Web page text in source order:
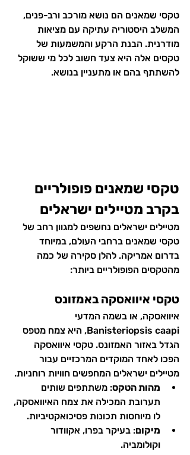
טקסי שמאנים הם נושא מורכב ורב-פנים,
המשלב היסטוריה עתיקה עם מציאות
מודרנית. הבנת הרקע והמשמעות של
טקסים אלה היא צעד חשוב לכל מי ששוקל
להשתתף בהם או מתעניין בנושא.
טקסי שמאנים פופולריים
בקרב מטיילים ישראלים
מטיילים ישראלים נחשפים למגוון רחב של
טקסי שמאנים ברחבי העולם, במיוחד
בדרום אמריקה. להלן סקירה של כמה
מהטקסים הפופולריים ביותר:
טקסי איוואסקה באמזונס
איוואסקה, או בשמה המדעי
Banisteriopsis caapi, היא צמח מטפס
הגדל באזור האמזונס. טקסי איוואסקה
הפכו לאחד המוקדים המרכזיים עבור
מטיילים ישראלים המחפשים חוויות רוחניות.
מהות הטקס: משתתפים שותים
תערובת המכילה את צמח האיוואסקה,
לו מיוחסות תכונות פסיכואקטיביות.
מיקום: בעיקר בפרו, אקוודור
וקולומביה.